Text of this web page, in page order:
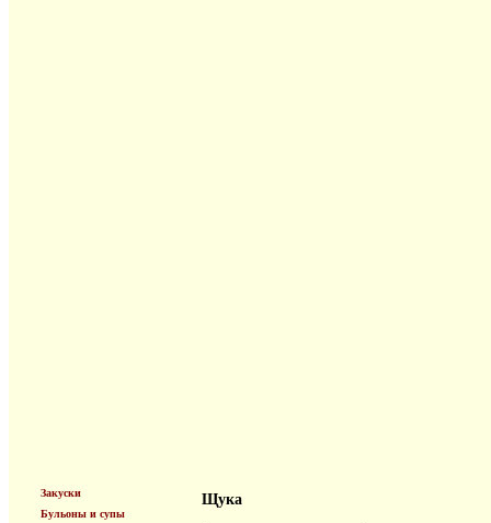
Закуски
Бульоны и супы
Щука